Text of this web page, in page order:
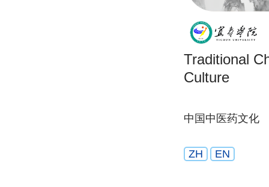
Traditional
Culture
中国中医药文化
ZH EN